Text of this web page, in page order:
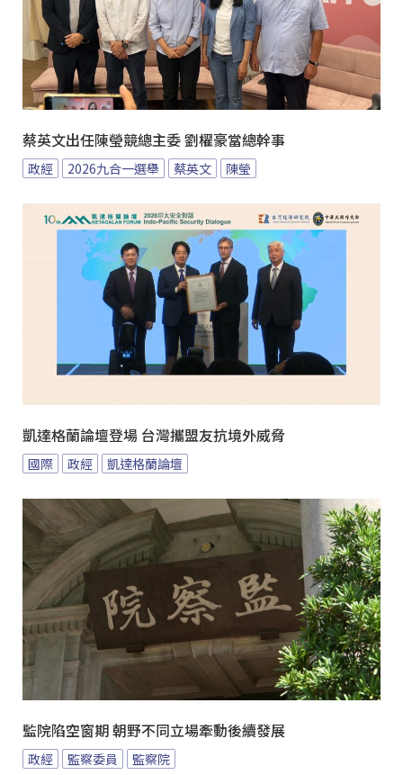
蔡英文出任陳瑩競總主委 劉櫂豪當總幹事
政經 2026九合一選舉 蔡英文 陳瑩
凱達格蘭論壇登場 台灣攜盟友抗境外威脅
國際 政經 凱達格蘭論壇
監院陷空窗期 朝野不同立場牽動後續發展
政經 監察委員 監察院